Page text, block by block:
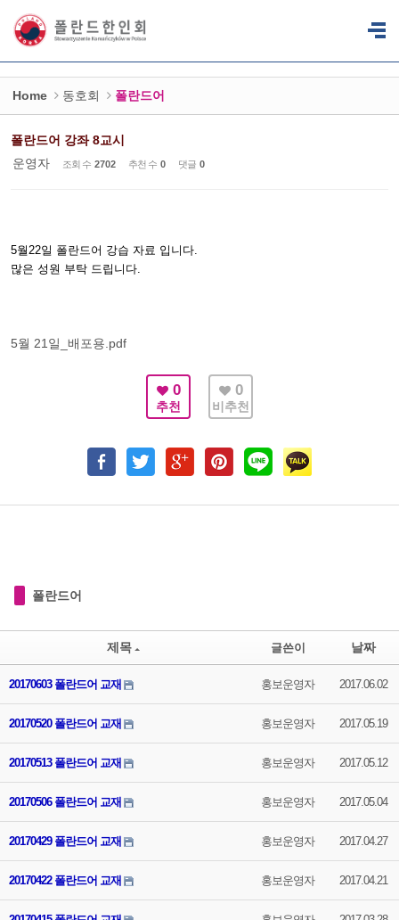
Home 동호회 폴란드어
폴란드어 강좌 8교시
운영자
조회 수 2702 추천 수 0 댓글 0
5월22일 폴란드어 강습 자료 입니다.
많은 성원 부탁 드립니다.
5월 21일_배포용.pdf
0
추천
0
비추천
폴란드어
제목 글쓴이 날짜
20170603 폴란드어 교재 홍보운영자 2017.06.02
20170520 폴란드어 교재 홍보운영자 2017.05.19
20170513 폴란드어 교재 홍보운영자 2017.05.12
20170506 폴란드어 교재 홍보운영자 2017.05.04
20170429 폴란드어 교재 홍보운영자 2017.04.27
20170422 폴란드어 교재 홍보운영자 2017.04.21